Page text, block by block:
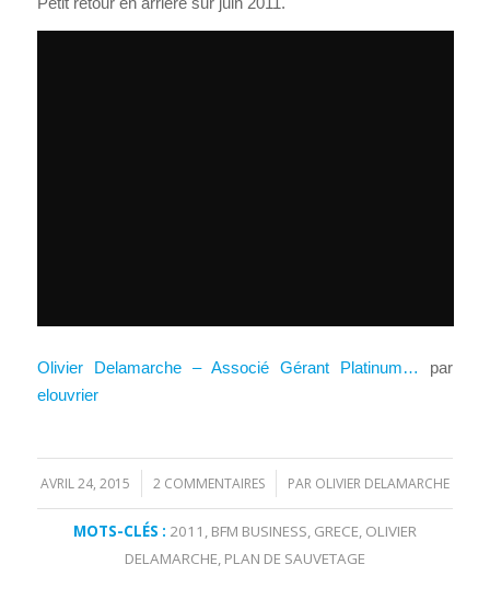
Olivier Delamarche – Associé Gérant Platinum…
par
elouvrier
AVRIL 24, 2015 2 COMMENTAIRES
/ PAR OLIVIER DELAMARCHE
MOTS-CLÉS : 2011 , BFM BUSINESS, GRECE, OLIVIER
DELAMARCHE, PLAN DE SAUVETAGE